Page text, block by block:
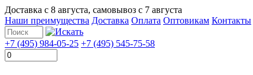
Доставка с 8 августа, самовывоз с 7 августа
Наши преимущества Доставка Оплата Оптовикам Контакты
+7 (495) 984-05-25 +7 (495) 545-75-58